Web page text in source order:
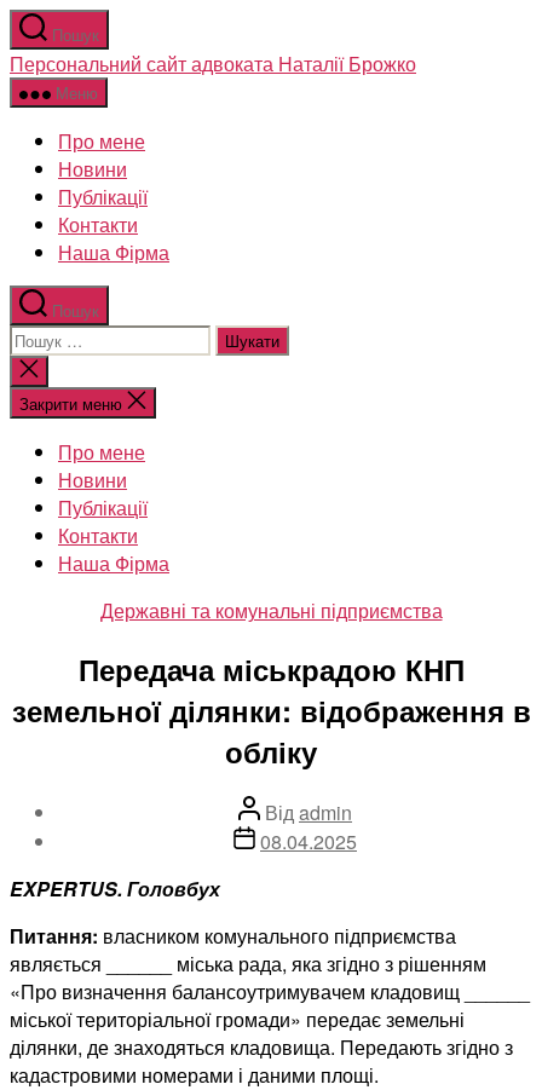
Перейти
до
вмісту
Пошук
Персональний сайт адвоката Наталії Брожко
Меню
Про мене
Новини
Публікації
Контакти
Наша Фірма
Пошук
Шукати:
Закрити
пошук
Закрити меню
Про мене
Новини
Публікації
Контакти
Наша Фірма
Категорії
Державні та комунальні підприємства
Передача міськрадою КНП
земельної ділянки: відображення в
обліку
Автор
запису
Відadmin
Дата08.04.2025
EXPERTUS. Головбух
Питання: власником комунального підприємства
являється ______ міська рада, яка згідно з рішенням
«Про визначення балансоутримувачем кладовищ ______
міської територіальної громади» передає земельні
ділянки, де знаходяться кладовища. Передають згідно з
кадастровими номерами і даними площі.